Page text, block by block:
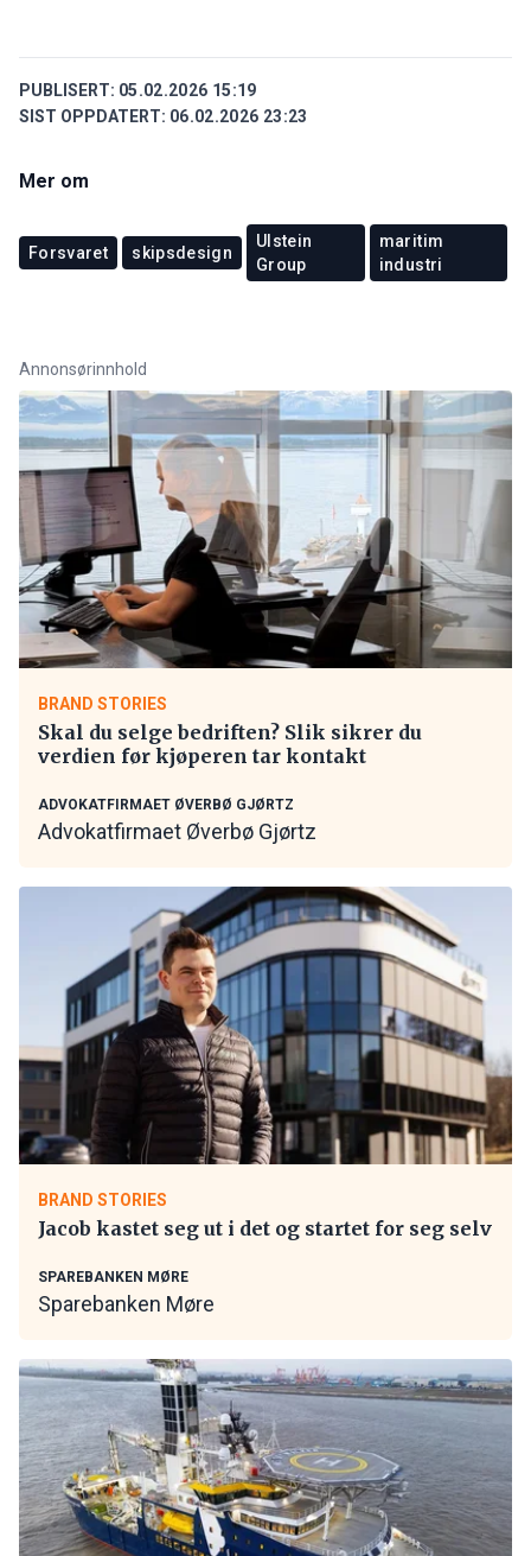
PUBLISERT: 05.02.2026 15:19
SIST OPPDATERT: 06.02.2026 23:23
Mer om
Forsvaret skipsdesign
Ulstein
Group
maritim
industri
Annonsørinnhold
BRAND STORIES
Skal du selge bedriften? Slik sikrer du
verdien før kjøperen tar kontakt
ADVOKATFIRMAET ØVERBØ GJØRTZ
Advokatfirmaet Øverbø Gjørtz
BRAND STORIES
Jacob kastet seg ut i det og startet for seg selv
SPAREBANKEN MØRE
Sparebanken Møre